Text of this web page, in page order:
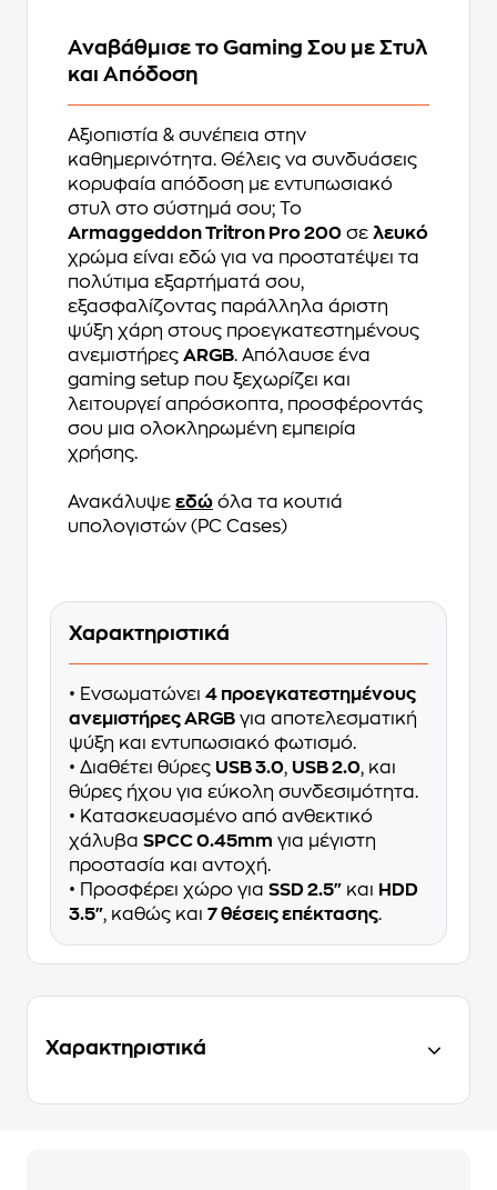
Αναβάθμισε το Gaming Σου με Στυλ
και Απόδοση
Αξιοπιστία & συνέπεια στην
καθημερινότητα. Θέλεις να συνδυάσεις
κορυφαία απόδοση με εντυπωσιακό
στυλ στο σύστημά σου; Το
Armaggeddon Tritron Pro 200 σε λευκό
χρώμα είναι εδώ για να προστατέψει τα
πολύτιμα εξαρτήματά σου,
εξασφαλίζοντας παράλληλα άριστη
ψύξη χάρη στους προεγκατεστημένους
ανεμιστήρες ARGB. Απόλαυσε ένα
gaming setup που ξεχωρίζει και
λειτουργεί απρόσκοπτα, προσφέροντάς
σου μια ολοκληρωμένη εμπειρία
χρήσης.
Ανακάλυψε εδώ όλα τα κουτιά
υπολογιστών (PC Cases)
Χαρακτηριστικά
• Ενσωματώνει 4 προεγκατεστημένους
ανεμιστήρες ARGB για αποτελεσματική
ψύξη και εντυπωσιακό φωτισμό.
• Διαθέτει θύρες USB 3.0, USB 2.0, και
θύρες ήχου για εύκολη συνδεσιμότητα.
• Κατασκευασμένο από ανθεκτικό
χάλυβα SPCC 0.45mm για μέγιστη
προστασία και αντοχή.
• Προσφέρει χώρο για SSD 2.5" και HDD
3.5", καθώς και 7 θέσεις επέκτασης.
Χαρακτηριστικά